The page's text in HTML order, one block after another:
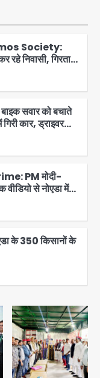
Society:
रहे निवासी, गिरता
बनी बड़ी चुनौती
सवार को बचाते
कार, ड्राइवर
PM मोदी-
से नोएडा में
के 350 किसानों के
Ranchi: छात्र
वाटर कैनन का
Society: